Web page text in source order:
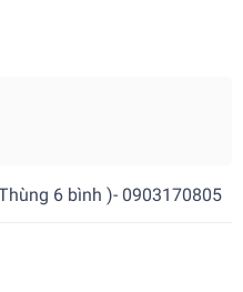
6 bình )- 0903170805